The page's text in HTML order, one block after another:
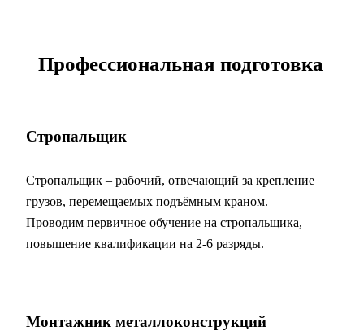
Профессиональная подготовка
Стропальщик
Стропальщик – рабочий, отвечающий за крепление
грузов, перемещаемых подъёмным краном.
Проводим первичное обучение на стропальщика,
повышение квалификации на 2-6 разряды.
Монтажник металлоконструкций